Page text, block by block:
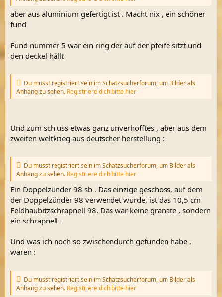
aber aus aluminium gefertigt ist . Macht nix , ein schöner
fund
Fund nummer 5 war ein ring der auf der pfeife sitzt und
den deckel hällt
Du musst registriert sein im Schatzsucherforum, um Bilder als
Anhang zu sehen. Registriere dich bitte hier
Und zum schluss etwas ganz unverhofftes , aber aus dem
zweiten weltkrieg aus deutscher herstellung :
Du musst registriert sein im Schatzsucherforum, um Bilder als
Anhang zu sehen. Registriere dich bitte hier
Ein Doppelzünder 98 sb . Das einzige geschoss, auf dem
der Doppelzünder 98 verwendet wurde, ist das 10,5 cm
Feldhaubitzschrapnell 98. Das war keine granate , sondern
ein schrapnell .
Und was ich noch so zwischendurch gefunden habe ,
waren :
Du musst registriert sein im Schatzsucherforum, um Bilder als
Anhang zu sehen. Registriere dich bitte hier